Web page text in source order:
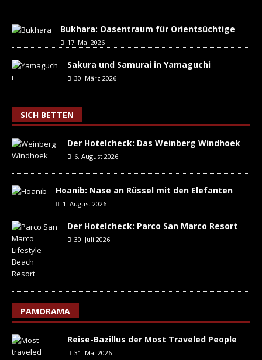
Bukhara: Oasentraum für Orientsüchtige
17. Mai 2026
Sakura und Samurai in Yamaguchi
30. März 2026
SICH BETTEN
Der Hotelcheck: Das Weinberg Windhoek
6. August 2026
Hoanib: Nase an Rüssel mit den Elefanten
1. August 2026
Der Hotelcheck: Parco San Marco Resort
30. Juli 2026
PAMORAMA
Reise-Bazillus der Most Traveled People
31. Mai 2026